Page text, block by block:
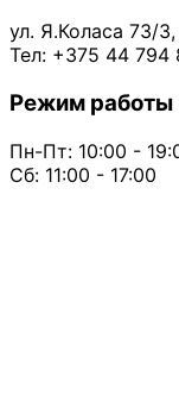
ул. Я.Коласа 73/
Тел: +375 44 794
Режим работы
Пн-Пт: 10:00 -
Сб: 11:00 - 17:00